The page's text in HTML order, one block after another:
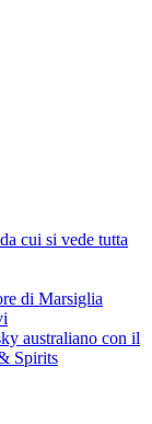
cui si vede tutta
di Marsiglia
australiano con il
Spirits